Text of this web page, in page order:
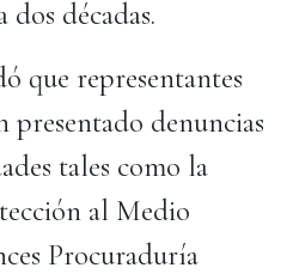
dos décadas.
que representantes
presentado denuncias
tales como la
al Medio
Procuraduría